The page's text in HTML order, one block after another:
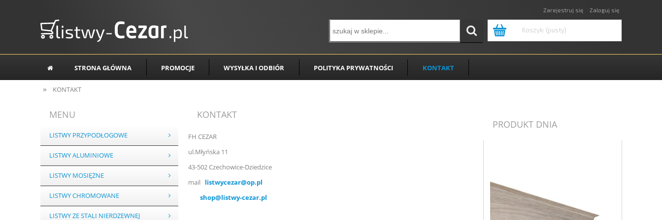
Zarejestruj się Zaloguj się
Koszyk: (pusty)
STRONA GŁÓWNA PROMOCJE WYSYŁKA I ODBIÓR POLITYKA PRYWATNOŚCI KONTAKT
» KONTAKT
MENU
LISTWY PRZYPODŁOGOWE
LISTWY ALUMINIOWE
LISTWY MOSIĘŻNE
LISTWY CHROMOWANE
LISTWY ZE STALI NIERDZEWNEJ
KONTAKT
FH CEZAR
ul.Młyńska 11
43-502 Czechowice-Dziedzice
mail listwycezar@op.pl
shop@listwy-cezar.pl
PRODUKT DNIA